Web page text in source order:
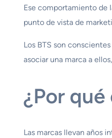
Ese comportamiento de
punto de vista de
Los BTS son
asociar una marca a
¿Por
Las marcas llevan años